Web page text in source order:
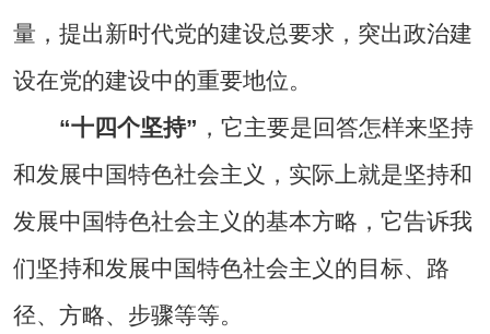
量，提出新时代党的建设总要求，突出政治建
设在党的建设中的重要地位。
“十四个坚持” ，它主要是回答怎样来坚持
和发展中国特色社会主义，实际上就是坚持和
发展中国特色社会主义的基本方略，它告诉我
们坚持和发展中国特色社会主义的目标、路
径、方略、步骤等等。